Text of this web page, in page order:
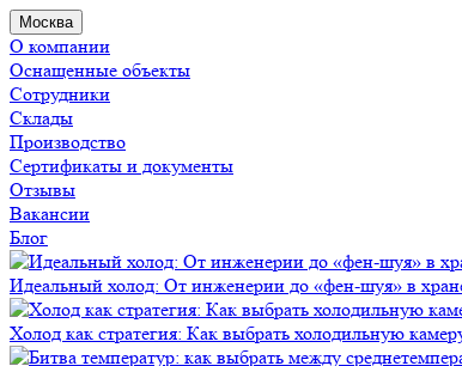
Москва
О компании
Оснащенные объекты
Сотрудники
Склады
Производство
Сертификаты и документы
Отзывы
Вакансии
Блог
Идеальный холод: От инженерии до «фен-шуя» в
Холод как стратегия: Как выбрать холодильную